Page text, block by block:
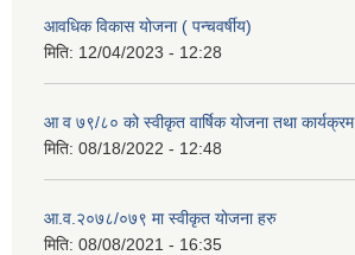
आवधिक विकास योजना ( पन्चवर्षीय)
मिति: 12/04/2023 - 12:28
आ व ७९/८० को स्वीकृत वार्षिक योजना तथा कार्यक्रम
मिति: 08/18/2022 - 12:48
आ.व.२०७८/०७९ मा स्वीकृत योजना हरु
मिति: 08/08/2021 - 16:35